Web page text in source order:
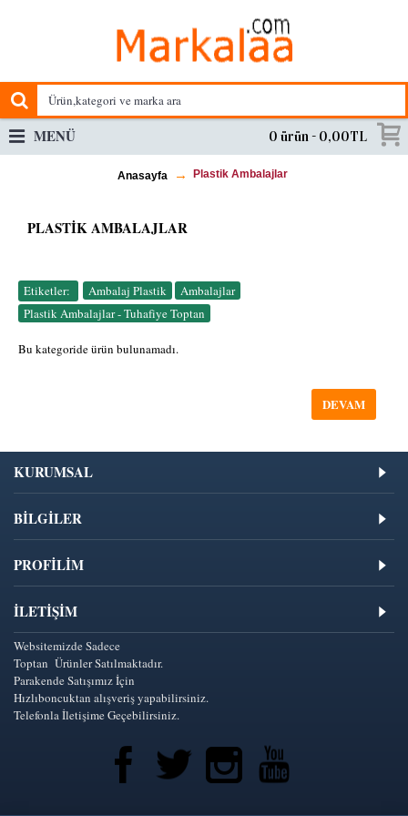
0 ürün - 0,00TL
MENÜ
Anasayfa Plastik Ambalajlar
PLASTIK AMBALAJLAR
Etiketler: Ambalaj Plastik Ambalajlar
Plastik Ambalajlar - Tuhafiye Toptan
Bu kategoride ürün bulunamadı.
DEVAM
KURUMSAL
BİLGİLER
PROFİLİM
İLETIŞIM
Websitemizde Sadece
Toptan Ürünler Satılmaktadır.
Parakende Satışımız İçin
Hızlıboncuktan alışveriş yapabilirsiniz.
Telefonla İletişime Geçebilirsiniz.